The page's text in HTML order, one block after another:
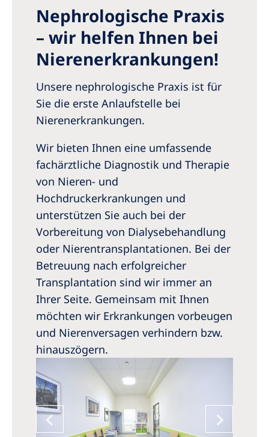
Serbia
Slovakia
Slovenia
Sweden
Switzerland
United Kingdom
Asia Pacific
Asia Pacific
Australia
Philippines
North America
United States of America
NephroCare International
Global Website
Nephrologische Praxis
– wir helfen Ihnen bei
Nierenerkrankungen!
Unsere nephrologische Praxis ist für
Sie die erste Anlaufstelle bei
Nierenerkrankungen.
Wir bieten Ihnen eine umfassende
fachärztliche Diagnostik und Therapie
von Nieren- und
Hochdruckerkrankungen und
unterstützen Sie auch bei der
Vorbereitung von Dialysebehandlung
oder Nierentransplantationen. Bei der
Betreuung nach erfolgreicher
Transplantation sind wir immer an
Ihrer Seite. Gemeinsam mit Ihnen
möchten wir Erkrankungen vorbeugen
und Nierenversagen verhindern bzw.
hinauszögern.